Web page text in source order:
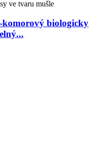
komorový biologicky